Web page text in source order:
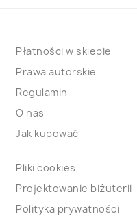
Płatności w sklepie
Prawa autorskie
Regulamin
O nas
Jak kupować
Pliki cookies
Projektowanie biżuterii
Polityka prywatności